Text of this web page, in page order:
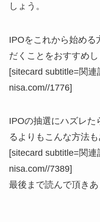
しょう。
IPOをこれから始める
だくことをおすすめし
[sitecard subtitle=関
nisa.com//1776]
IPOの抽選にハズレた
るよりもこんな方法も
[sitecard subtitle=関
nisa.com//7389]
最後まで読んで頂きあ